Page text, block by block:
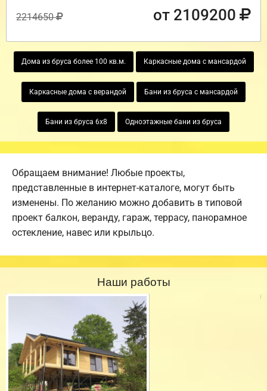
2214650 от 2109200
Дома из бруса более 100 кв.м. Каркасные дома с мансардой
Каркасные дома с верандой Бани из бруса с мансардой
Бани из бруса 6х8 Одноэтажные бани из бруса
Обращаем внимание! Любые проекты,
представленные в интернет-каталоге, могут быть
изменены. По желанию можно добавить в типовой
проект балкон, веранду, гараж, террасу, панорамное
остекление, навес или крыльцо.
Наши работы